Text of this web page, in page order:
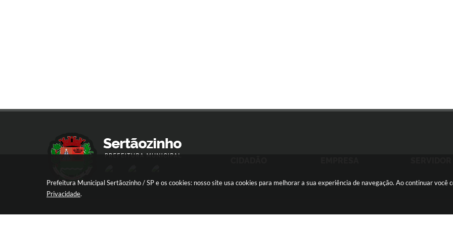
Prefeitura Municipal Sertãozinho / SP e os cookies: nosso site usa cookies para melhorar a sua experiência de navegação. Ao continuar você
Privacidade.